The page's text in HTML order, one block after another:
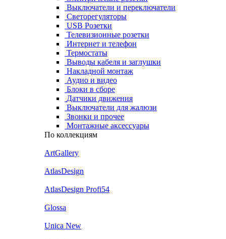
Выключатели и переключатели
Светорегуляторы
USB Розетки
Телевизионные розетки
Интернет и телефон
Термостаты
Выводы кабеля и заглушки
Накладной монтаж
Аудио и видео
Блоки в сборе
Датчики движения
Выключатели для жалюзи
Звонки и прочее
Монтажные аксессуары
По коллекциям
ArtGallery
AtlasDesign
AtlasDesign Profi54
Glossa
Unica New